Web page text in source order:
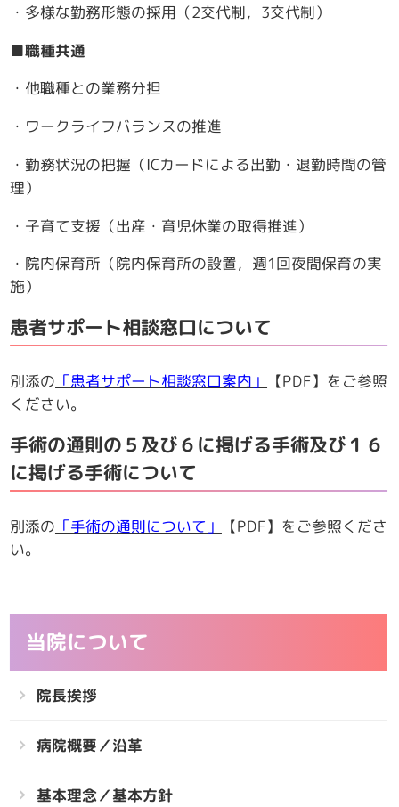
・多様な勤務形態の採用（2交代制，3交代制）
■職種共通
・他職種との業務分担
・ワークライフバランスの推進
・勤務状況の把握（ICカードによる出勤・退勤時間の管
理）
・子育て支援（出産・育児休業の取得推進）
・院内保育所（院内保育所の設置，週1回夜間保育の実
施）
患者サポート相談窓口について
別添の 「患者サポート相談窓口案内」 【PDF】をご参照
ください。
手術の通則の５及び６に掲げる手術及び１６
に掲げる手術について
別添の 「手術の通則について」 【PDF】をご参照くださ
い。
当院について
院長挨拶
病院概要／沿革
基本理念／基本方針